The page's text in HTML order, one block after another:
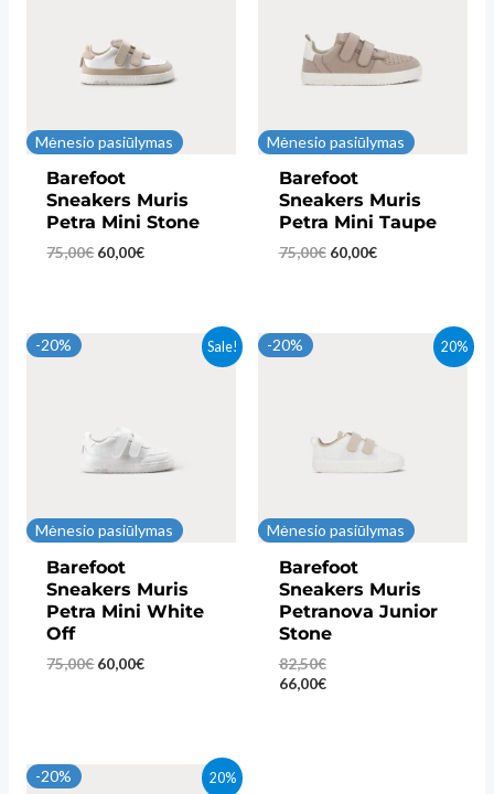
Mėnesio pasiūlymas
Barefoot
Sneakers Muris
Petra Mini Stone
75,00€ Original
60,00€Current
Mėnesio pasiūlymas
Barefoot
Sneakers Muris
Petra Mini Taupe
75,00€ Original
60,00€Current
Sale!
Mėnesio pasiūlymas
-20%
Barefoot
Sneakers Muris
Petra Mini White
Off
75,00€ Original
60,00€Current
20%
Mėnesio pasiūlymas
-20%
Barefoot
Sneakers Muris
Petranova Junior
Stone
82,50€
66,00€
20%
-20%